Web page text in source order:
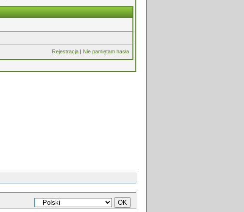
Rejestracja | Nie pamiętam hasła